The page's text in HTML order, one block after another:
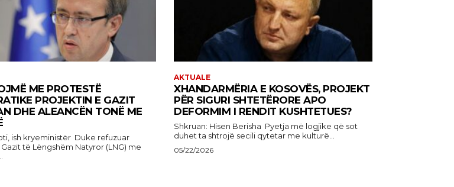
ME PROTESTË
PROJEKTIN E GAZIT
DHE ALEANCËN TONË ME
kryeministër Duke refuzuar
të Lëngshëm Natyror (LNG) me
AKTUALE
XHANDARMËRIA E KOSOVËS, PROJEKT
PËR SIGURI SHTETËRORE APO
DEFORMIM I RENDIT KUSHTETUES?
Shkruan: Hisen Berisha Pyetja më logjike që sot
duhet ta shtrojë secili qytetar me kulturë...
05/22/2026